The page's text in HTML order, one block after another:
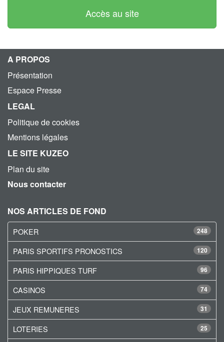
Accès au site
A PROPOS
Présentation
Espace Presse
LEGAL
Politique de cookies
Mentions légales
LE SITE KUZEO
Plan du site
Nous contacter
NOS ARTICLES DE FOND
248
POKER
120
PARIS SPORTIFS PRONOSTICS
96
PARIS HIPPIQUES TURF
74
CASINOS
31
JEUX REMUNERES
25
LOTERIES